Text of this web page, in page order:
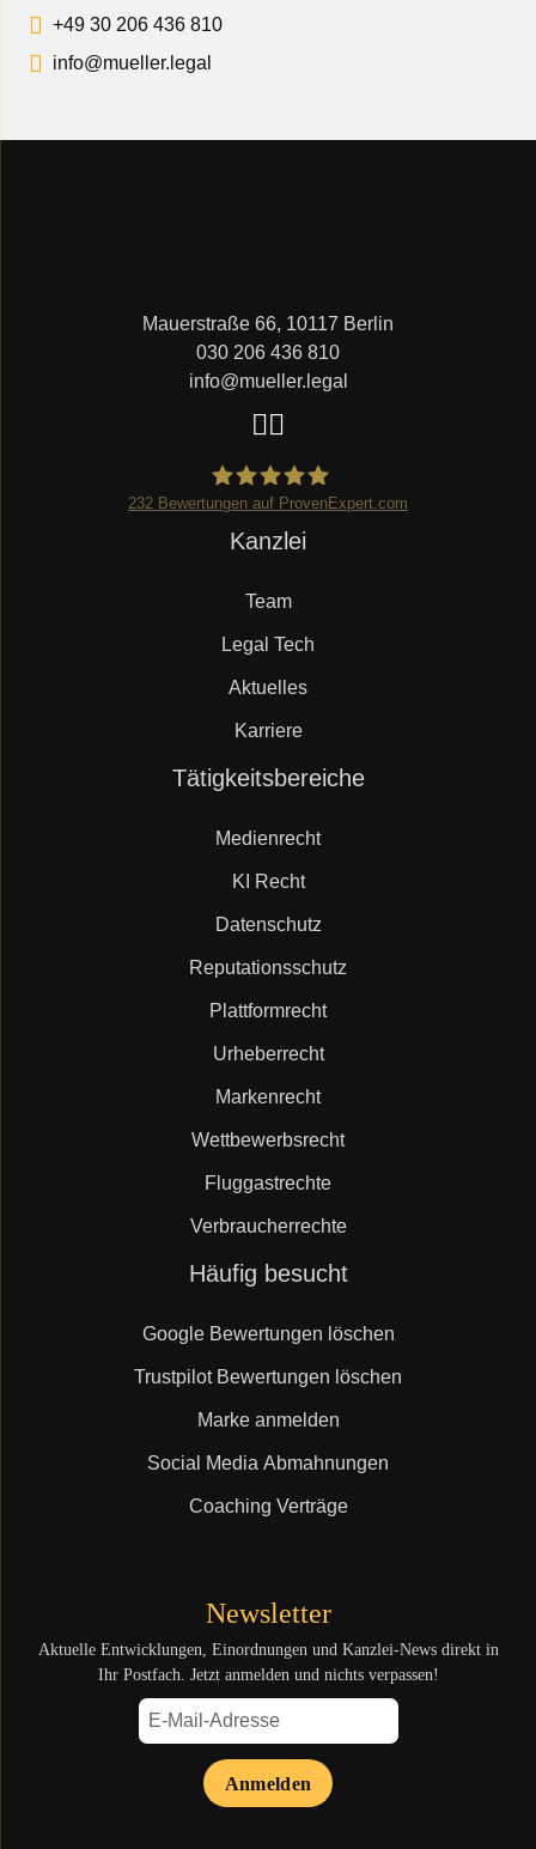
+49 30 206 436 810
info@mueller.legal
Mauerstraße 66, 10117 Berlin
030 206 436 810
info@mueller.legal
Mueller.legal
232 Bewertungen auf ProvenExpert.com
Kanzlei
Team
Legal Tech
Aktuelles
Karriere
Tätigkeitsbereiche
Medienrecht
KI Recht
Datenschutz
Reputationsschutz
Plattformrecht
Urheberrecht
Markenrecht
Wettbewerbsrecht
Fluggastrechte
Verbraucherrechte
Häufig besucht
Google Bewertungen löschen
Trustpilot Bewertungen löschen
Marke anmelden
Social Media Abmahnungen
Coaching Verträge
Newsletter
Aktuelle Entwicklungen, Einordnungen und Kanzlei-News direkt in
Ihr Postfach. Jetzt anmelden und nichts verpassen!
Anmelden